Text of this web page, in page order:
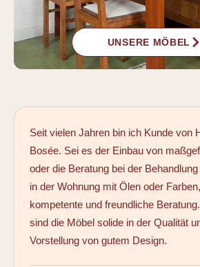
UNSERE MÖBEL
Seit vielen Jahren bin ich Kunde von
Bosée. Sei es der Einbau von
oder die Beratung bei der
in der Wohnung mit Ölen oder
kompetente und freundliche
sind die Möbel solide in der Qualität
Vorstellung von gutem Design.